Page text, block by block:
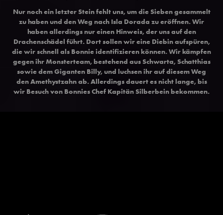
Nur noch ein letzter Stein fehlt uns, um die Sieben gesammelt
zu haben und den Weg nach Isla Dorada zu eröffnen. Wir
haben allerdings nur einen Hinweis, der uns auf den
Drachenschädel führt. Dort sollen wir eine Diebin aufspüren,
die wir schnell als Bonnie identifizieren können. Wir kämpfen
gegen ihr Monsterteam, bestehend aus Schwarta, Schatthias
sowie dem Giganten Billy, und luchsen ihr auf diesem Weg
den Amethystzahn ab. Allerdings dauert es nicht lange, bis
wir Besuch von Bonnies Chef Kapitän Silberbein bekommen.